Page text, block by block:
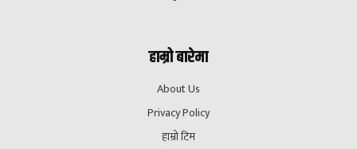
हाम्रो बारेमा
About Us
Privacy Policy
हाम्रो टिम